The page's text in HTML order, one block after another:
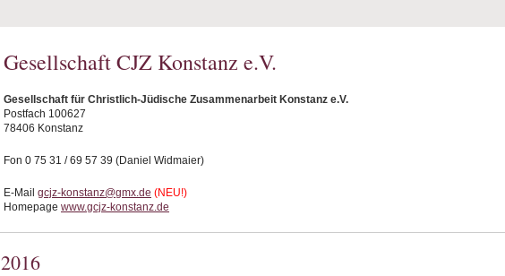
Gesellschaft CJZ Konstanz e.V.
Gesellschaft für Christlich-Jüdische Zusammenarbeit Konstanz e.V.
Postfach 100627
78406 Konstanz
Fon 0 75 31 / 69 57 39 (Daniel Widmaier)
E-Mail gcjz-konstanz@gmx.de (NEU!)
Homepage www.gcjz-konstanz.de
2016